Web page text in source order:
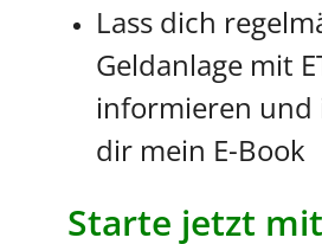
Lass dich
Geldanlage mit
informieren und
dir mein E-Book
Starte jetzt